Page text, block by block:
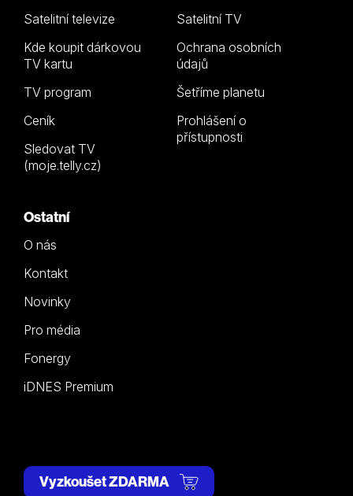
Satelitní televize
Kde koupit dárkovou
TV kartu
TV program
Ceník
Sledovat TV
(moje.telly.cz)
Satelitní TV
Ochrana osobních
údajů
Šetříme planetu
Prohlášení o
přístupnosti
Ostatní
O nás
Kontakt
Novinky
Pro média
Fonergy
iDNES Premium
Vyzkoušet ZDARMA